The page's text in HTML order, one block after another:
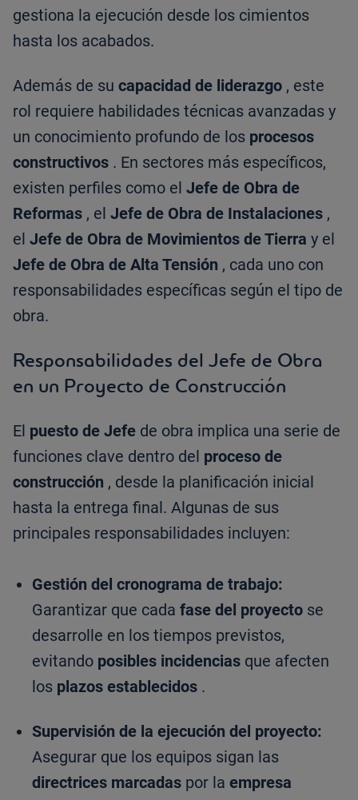
gestiona la ejecución desde los cimientos
hasta los acabados.
Además de su capacidad de liderazgo , este
rol requiere habilidades técnicas avanzadas y
un conocimiento profundo de los procesos
constructivos . En sectores más específicos,
existen perfiles como el Jefe de Obra de
Reformas , el Jefe de Obra de Instalaciones ,
el Jefe de Obra de Movimientos de Tierra y el
Jefe de Obra de Alta Tensión , cada uno con
responsabilidades específicas según el tipo de
obra.
Responsabilidades del Jefe de Obra
en un Proyecto de Construcción
El puesto de Jefe de obra implica una serie de
funciones clave dentro del proceso de
construcción , desde la planificación inicial
hasta la entrega final. Algunas de sus
principales responsabilidades incluyen:
Gestión del cronograma de trabajo:
Garantizar que cada fase del proyecto se
desarrolle en los tiempos previstos,
evitando posibles incidencias que afecten
los plazos establecidos .
Supervisión de la ejecución del proyecto:
Asegurar que los equipos sigan las
directrices marcadas por la empresa